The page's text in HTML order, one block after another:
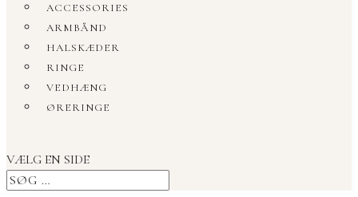
ACCESSORIES
ARMBÅND
HALSKÆDER
RINGE
VEDHÆNG
ØRERINGE
VÆLG EN SIDE